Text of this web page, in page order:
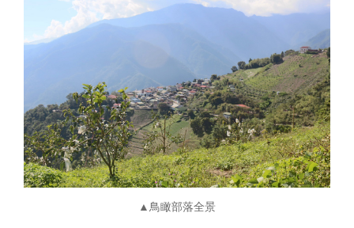
▲鳥瞰部落全景